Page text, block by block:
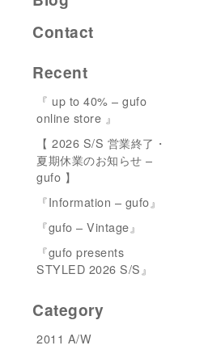
Contact
Recent
『 up to 40% – gufo
online store 』
【 2026 S/S 営業終了・
夏期休業のお知らせ –
gufo 】
『Information – gufo』
『gufo – Vintage』
『gufo presents
STYLED 2026 S/S』
Category
2011 A/W